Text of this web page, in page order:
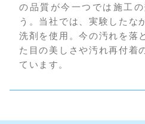
の品質が今一つでは施工
う。当社では、実験したな
洗剤を使用。今の汚れを落
た目の美しさや汚れ再付着
ています。